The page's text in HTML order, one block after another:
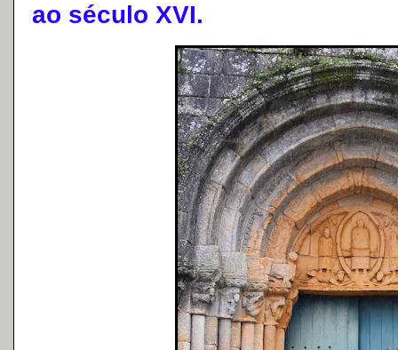
ao século XVI.